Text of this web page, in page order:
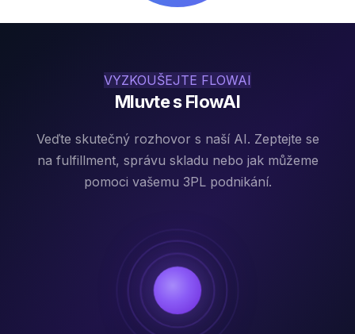
VYZKOUŠEJTE FLOWAI
Mluvte s FlowAI
Veďte skutečný rozhovor s naší AI. Zeptejte se
na fulfillment, správu skladu nebo jak můžeme
pomoci vašemu 3PL podnikání.